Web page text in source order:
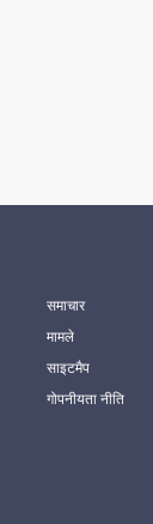
समाचार
मामले
साइटमैप
गोपनीयता नीति